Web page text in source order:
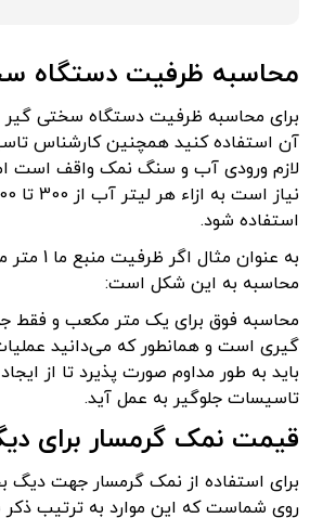
محاسبه ظرفیت دستگاه
برای محاسبه ظرفیت دستگاه سختی گیر
آن استفاده کنید همچنین کارشناس
لازم ورودی آب و سنگ نمک واقف است
استفاده شود.
به عنوان
محاسبه به این شکل است:
محاسبه فوق برای یک متر مکعب و فقط
گیری است و همانطور که می‌دانید
باید به طور مداوم صورت پذیرد تا از
تاسیسات جلوگیر به عمل آید.
قیمت نمک گرمسار برای
روی شماست که این موارد به ترتیب